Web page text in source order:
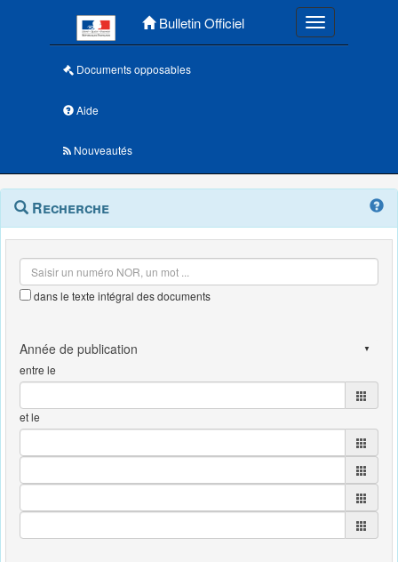
Bulletin Officiel Toggle
Documents opposables
Aide
Nouveautés
Navigation
outils
Menu
contextuel
Recherche
dans le texte intégral des documents
entre le
et le